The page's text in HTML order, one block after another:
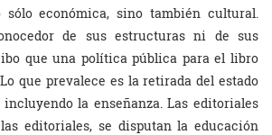
económica, sino también cultural.
de sus estructuras ni de sus
que una política pública para el libro
que prevalece es la retirada del estado
la enseñanza. Las editoriales
editoriales, se disputan la educación